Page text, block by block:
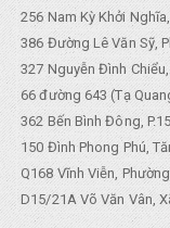
256 Nam Kỳ Khởi
386 Đường Lê Văn Sỹ,
327 Nguyễn Đình
66 đường 643 (Tạ
362 Bến Bình Đông,
150 Đình Phong Phú,
Q168 Vĩnh Viễn,
D15/21A Võ Văn Vân,